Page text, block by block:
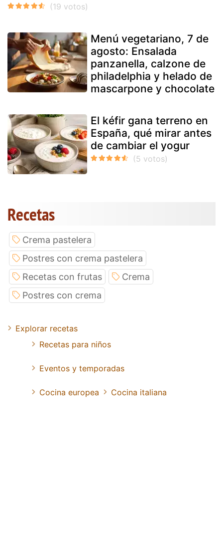
Menú vegetariano, 7 de
agosto: Ensalada
panzanella, calzone de
philadelphia y helado de
mascarpone y chocolate
El kéfir gana terreno en
España, qué mirar antes
de cambiar el yogur
Recetas
Crema pastelera
Postres con crema pastelera
Recetas con frutas
Crema
Postres con crema
Explorar recetas
Recetas para niños
Eventos y temporadas
Cocina europea Cocina italiana